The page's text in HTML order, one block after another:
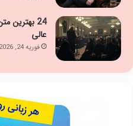
عالی
فوریه 24, 2026